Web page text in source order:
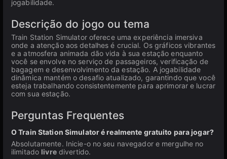
jogabilidade.
Descrição do jogo ou tema
Train Station Simulator oferece uma experiência imersiva
onde a atenção aos detalhes é crucial. Os gráficos vibrantes
e a atmosfera animada dão vida à sua estação enquanto
você se envolve no serviço de passageiros, verificação de
bagagem e desenvolvimento da estação. A jogabilidade
dinâmica mantém o desafio atualizado, garantindo que você
esteja trabalhando consistentemente para aprimorar e lucrar
com sua estação.
Perguntas Frequentes
O Train Station Simulator é realmente gratuito para jogar?
Absolutamente. Inicie-o no seu navegador e mergulhe no
ilimitado livredivertido.